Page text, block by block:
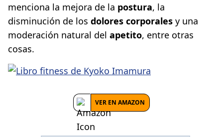
menciona la mejora de la postura, la
disminución de los dolores corporales y una
moderación natural del apetito, entre otras
cosas.
VER EN AMAZON